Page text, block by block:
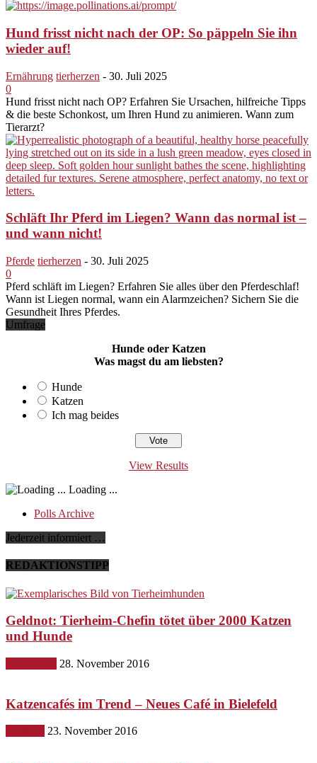
Hund frisst nicht nach der OP: So päppeln Sie ihn
wieder auf!
Ernährung tierherzen - 30. Juli 2025
0
Hund frisst nicht nach OP? Erfahren Sie Ursachen, hilfreiche Tipps
& die beste Schonkost, um Ihren Hund zu animieren. Wann zum
Tierarzt?
Schläft Ihr Pferd im Liegen? Wann das normal ist –
und wann nicht!
Pferde tierherzen - 30. Juli 2025
0
Pferd schläft im Liegen? Erfahren Sie alles über den Pferdeschlaf!
Wann ist Liegen normal, wann ein Alarmzeichen? Sichern Sie die
Gesundheit Ihres Pferdes.
Umfrage
Hunde oder Katzen
Was magst du am liebsten?
Hunde
Katzen
Ich mag beides
View Results
Loading ...
Polls Archive
Jederzeit informiert …
REDAKTIONSTIPP
Geldnot: Tierheim-Chefin tötet über 2000 Katzen
und Hunde
28. November 2016
Katzencafés im Trend – Neues Café in Bielefeld
23. November 2016